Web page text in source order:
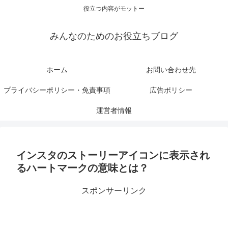
役立つ内容がモットー
みんなのためのお役立ちブログ
ホーム お問い合わせ先
プライバシーポリシー・免責事項 広告ポリシー
運営者情報
インスタのストーリーアイコンに表示され
るハートマークの意味とは？
スポンサーリンク